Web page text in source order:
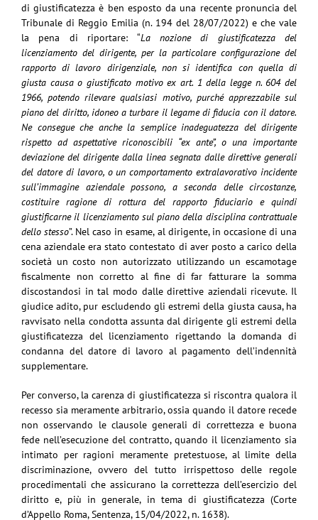
di giustificatezza è ben esposto da una recente pronuncia del
Tribunale di Reggio Emilia (n. 194 del 28/07/2022) e che vale
la pena di riportare: “La nozione di giustificatezza del
licenziamento del dirigente, per la particolare configurazione del
rapporto di lavoro dirigenziale, non si identifica con quella di
giusta causa o giustificato motivo ex art. 1 della legge n. 604 del
1966, potendo rilevare qualsiasi motivo, purché apprezzabile sul
piano del diritto, idoneo a turbare il legame di fiducia con il datore.
Ne consegue che anche la semplice inadeguatezza del dirigente
rispetto ad aspettative riconoscibili “ex ante”, o una importante
deviazione del dirigente dalla linea segnata dalle direttive generali
del datore di lavoro, o un comportamento extralavorativo incidente
sull’immagine aziendale possono, a seconda delle circostanze,
costituire ragione di rottura del rapporto fiduciario e quindi
giustificarne il licenziamento sul piano della disciplina contrattuale
dello stesso”. Nel caso in esame, al dirigente, in occasione di una
cena aziendale era stato contestato di aver posto a carico della
società un costo non autorizzato utilizzando un escamotage
fiscalmente non corretto al fine di far fatturare la somma
discostandosi in tal modo dalle direttive aziendali ricevute. Il
giudice adito, pur escludendo gli estremi della giusta causa, ha
ravvisato nella condotta assunta dal dirigente gli estremi della
giustificatezza del licenziamento rigettando la domanda di
condanna del datore di lavoro al pagamento dell’indennità
supplementare.
Per converso, la carenza di giustificatezza si riscontra qualora il
recesso sia meramente arbitrario, ossia quando il datore recede
non osservando le clausole generali di correttezza e buona
fede nell’esecuzione del contratto, quando il licenziamento sia
intimato per ragioni meramente pretestuose, al limite della
discriminazione, ovvero del tutto irrispettoso delle regole
procedimentali che assicurano la correttezza dell’esercizio del
diritto e, più in generale, in tema di giustificatezza (Corte
d’Appello Roma, Sentenza, 15/04/2022, n. 1638).